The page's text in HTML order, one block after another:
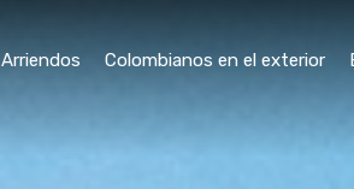
Arriendos Colombianos en el exterior